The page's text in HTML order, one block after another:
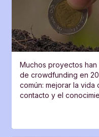
Muchos proyectos
de crowdfunding en
común: mejorar la vida
contacto y el